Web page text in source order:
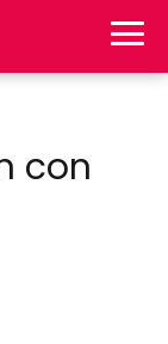
con